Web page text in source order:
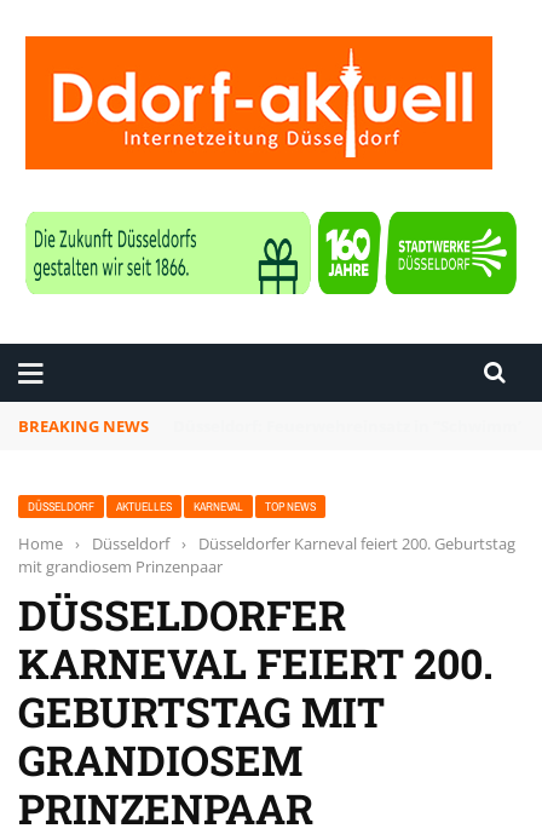
BREAKING NEWS
DÜSSELDORF AKTUELLES KARNEVAL TOP NEWS
Home › Düsseldorf ›
Düsseldorfer Karneval feiert 200. Geburtstag
mit grandiosem Prinzenpaar
DÜSSELDORFER
KARNEVAL FEIERT 200.
GEBURTSTAG MIT
GRANDIOSEM
PRINZENPAAR